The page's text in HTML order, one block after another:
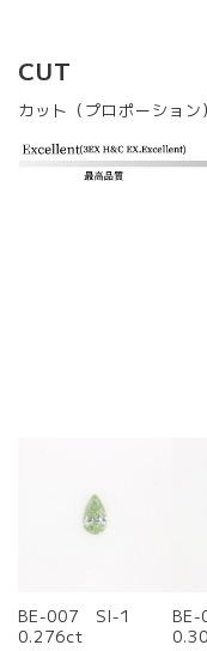
CUT
カット（プロポーション）
BE-007 SI-1
0.276ct